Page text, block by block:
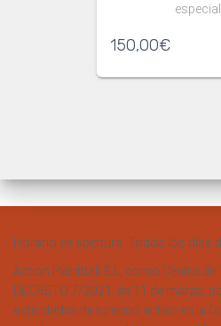
150,00€
Horario de apertura: Todos los días
Action Paintball S.L, como Centro
DECRETO 7/2021, de 11 de marzo,
actividades de turismo activo en la